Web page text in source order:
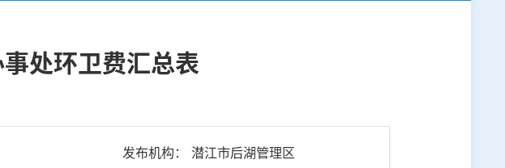
处环卫费汇总表
发布机构： 潜江市后湖管理区